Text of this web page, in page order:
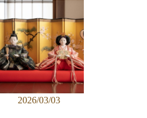
2026/03/03